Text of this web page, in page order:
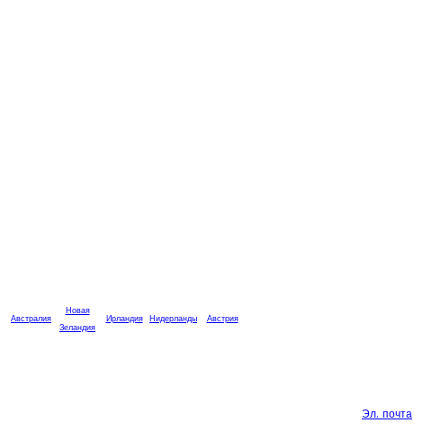
Австралия
Новая
Зеландия
Ирландия Нидерланды Австрия
Эл. почта